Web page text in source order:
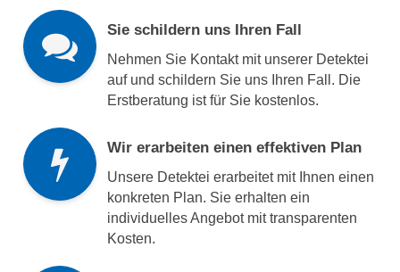
Sie schildern uns Ihren Fall
Nehmen Sie Kontakt mit unserer Detektei
auf und schildern Sie uns Ihren Fall. Die
Erstberatung ist für Sie kostenlos.
Wir erarbeiten einen effektiven Plan
Unsere Detektei erarbeitet mit Ihnen einen
konkreten Plan. Sie erhalten ein
individuelles Angebot mit transparenten
Kosten.